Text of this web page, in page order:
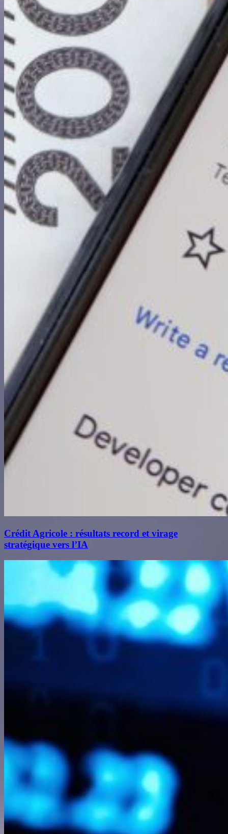
Crédit Agricole : résultats record et virage
stratégique vers l’IA